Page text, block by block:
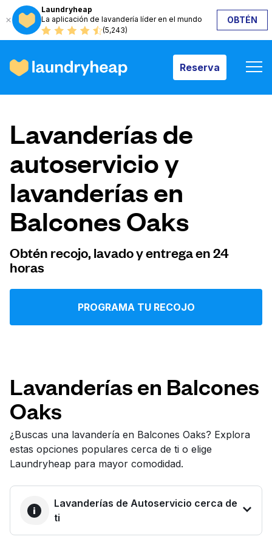
Laundryheap
La aplicación de lavandería líder en el mundo
(5,243)
OBTÉN
Reserva
Reserva
Cómo funciona
Precios y servicios
Quiénes somos
Iniciar sesión
Síguenos en
Lavanderías de
autoservicio y
lavanderías en
Balcones Oaks
Obtén recojo, lavado y entrega en 24
horas
PROGRAMA TU RECOJO
Lavanderías en Balcones
Oaks
¿Buscas una lavandería en Balcones Oaks? Explora
estas opciones populares cerca de ti o elige
Laundryheap para mayor comodidad.
Lavanderías de Autoservicio cerca de
ti